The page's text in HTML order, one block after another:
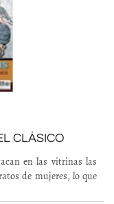
CLÁSICO
en las vitrinas las
de mujeres, lo que